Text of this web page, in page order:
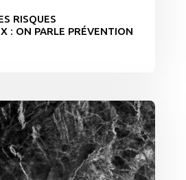
RISQUES
: ON PARLE PRÉVENTION